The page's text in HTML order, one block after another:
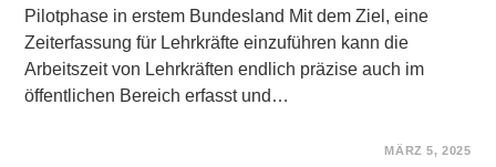
Pilotphase in erstem Bundesland Mit dem Ziel, eine
Zeiterfassung für Lehrkräfte einzuführen kann die
Arbeitszeit von Lehrkräften endlich präzise auch im
öffentlichen Bereich erfasst und…
MÄRZ 5, 2025